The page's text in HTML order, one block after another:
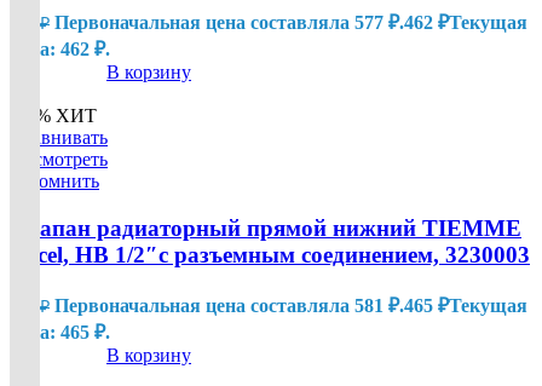
₽ Первоначальная цена составляла 577 ₽.462 ₽Текущая
цена: 462 ₽.
В корзину
-20% ХИТ
Сравнивать
Посмотреть
Запомнить
Клапан радиаторный прямой нижний TIEMME
Excel, НВ 1/2″с разъемным соединением, 3230003
₽ Первоначальная цена составляла 581 ₽.465 ₽Текущая
цена: 465 ₽.
В корзину